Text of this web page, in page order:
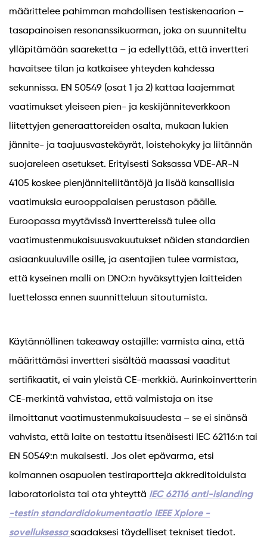
määrittelee pahimman mahdollisen testiskenaarion –
tasapainoisen resonanssikuorman, joka on suunniteltu
ylläpitämään saareketta – ja edellyttää, että invertteri
havaitsee tilan ja katkaisee yhteyden kahdessa
sekunnissa. EN 50549 (osat 1 ja 2) kattaa laajemmat
vaatimukset yleiseen pien- ja keskijänniteverkkoon
liitettyjen generaattoreiden osalta, mukaan lukien
jännite- ja taajuusvastekäyrät, loistehokyky ja liitännän
suojareleen asetukset. Erityisesti Saksassa VDE-AR-N
4105 koskee pienjänniteliitäntöjä ja lisää kansallisia
vaatimuksia eurooppalaisen perustason päälle.
Euroopassa myytävissä inverttereissä tulee olla
vaatimustenmukaisuusvakuutukset näiden standardien
asiaankuuluville osille, ja asentajien tulee varmistaa,
että kyseinen malli on DNO:n hyväksyttyjen laitteiden
luettelossa ennen suunnitteluun sitoutumista.
Käytännöllinen takeaway ostajille: varmista aina, että
määrittämäsi invertteri sisältää maassasi vaaditut
sertifikaatit, ei vain yleistä CE-merkkiä. Aurinkoinvertterin
CE-merkintä vahvistaa, että valmistaja on itse
ilmoittanut vaatimustenmukaisuudesta – se ei sinänsä
vahvista, että laite on testattu itsenäisesti IEC 62116:n tai
EN 50549:n mukaisesti. Jos olet epävarma, etsi
kolmannen osapuolen testiraportteja akkreditoiduista
laboratorioista tai ota yhteyttä IEC 62116 anti-islanding
-testin standardidokumentaatio IEEE Xplore -
sovelluksessasaadaksesi täydelliset tekniset tiedot.